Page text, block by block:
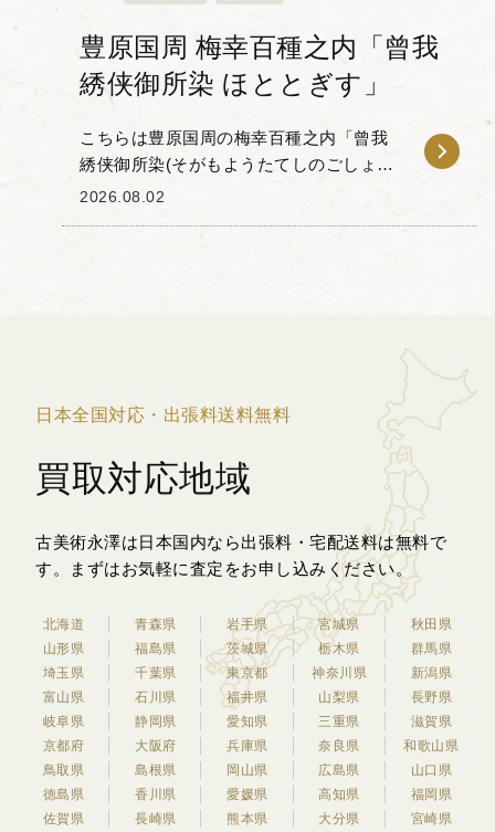
豊原国周 梅幸百種之内「曾我
綉侠御所染 ほととぎす」
こちらは豊原国周の梅幸百種之内「曾我
綉侠御所染(そがもようたてしのごしょぞ
め)ほととぎす」です。 「梅幸百種(ばい
2026.08.02
日本全国対応・出張料送料無料
買取対応地域
古美術永澤は日本国内なら出張料・宅配送料は無料で
す。
まずはお気軽に査定をお申し込みください。
北海道 青森県 岩手県 宮城県
秋田県
山形県
福島県 茨城県 栃木県
群馬県
埼玉県
千葉県 東京都 神奈川県
新潟県
富山県
石川県 福井県 山梨県
長野県
岐阜県
静岡県 愛知県 三重県
滋賀県
京都府
大阪府 兵庫県 奈良県
和歌山県
鳥取県
島根県 岡山県 広島県
山口県
徳島県
香川県 愛媛県 高知県
福岡県
佐賀県
長崎県 熊本県 大分県
宮崎県